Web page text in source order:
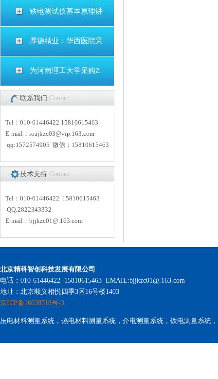
铁电测试仪基本原理讲
厚德精业：华西医院采
为河南理工大学采购Z
联系我们 Contact
Tel：010-61446422 15810615463
E-mail： ioajkzc03@vip.163.com
qq:1572574905 微信：15810615463
技术支持 Contact
Tel：010-61446422 15810615463
QQ:2822343332
E-mail： bjjkzc01@.163.com
北京精科智创科技发展有限公司
电话：010-61446422 15810615463 EMAIL:bjjkzc01@.163.com
地址：北京顺义相悦四季3区16号楼1403
京ICP备16038718号-3
压电材料测量系统，热电材料测量系统，介电测量系统，铁电测量系统